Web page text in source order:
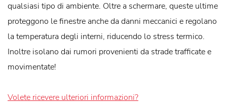
qualsiasi tipo di ambiente. Oltre a schermare, queste ultime
proteggono le finestre anche da danni meccanici e regolano
la temperatura degli interni, riducendo lo stress termico.
Inoltre isolano dai rumori provenienti da strade trafficate e
movimentate!
Volete ricevere ulteriori informazioni?